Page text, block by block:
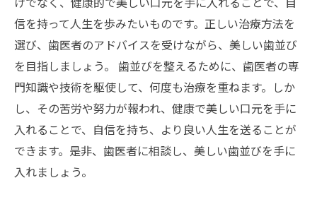
信を持って人生を歩みたいものです。正しい治療方法を
選び、歯医者のアドバイスを受けながら、美しい歯並び
を目指しましょう。 歯並びを整えるために、歯医者の専
門知識や技術を駆使して、何度も治療を重ねます。しか
し、その苦労や努力が報われ、健康で美しい口元を手に
入れることで、自信を持ち、より良い人生を送ることが
できます。是非、歯医者に相談し、美しい歯並びを手に
入れましょう。